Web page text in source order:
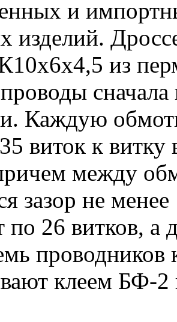
и
изделий.
из
Каждую
виток к витку
между
зазор не
по 26 витков,
клеем БФ-2